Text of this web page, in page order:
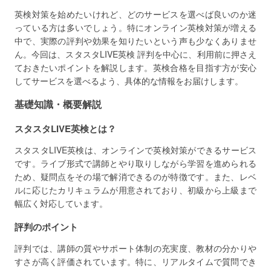
英検対策を始めたいけれど、どのサービスを選べば良いのか迷
っている方は多いでしょう。特にオンライン英検対策が増える
中で、実際の評判や効果を知りたいという声も少なくありませ
ん。今回は、スタスタLIVE英検 評判を中心に、利用前に押さえ
ておきたいポイントを解説します。英検合格を目指す方が安心
してサービスを選べるよう、具体的な情報をお届けします。
基礎知識・概要解説
スタスタLIVE英検とは？
スタスタLIVE英検は、オンラインで英検対策ができるサービス
です。ライブ形式で講師とやり取りしながら学習を進められる
ため、疑問点をその場で解消できるのが特徴です。また、レベ
ルに応じたカリキュラムが用意されており、初級から上級まで
幅広く対応しています。
評判のポイント
評判では、講師の質やサポート体制の充実度、教材の分かりや
すさが高く評価されています。特に、リアルタイムで質問でき